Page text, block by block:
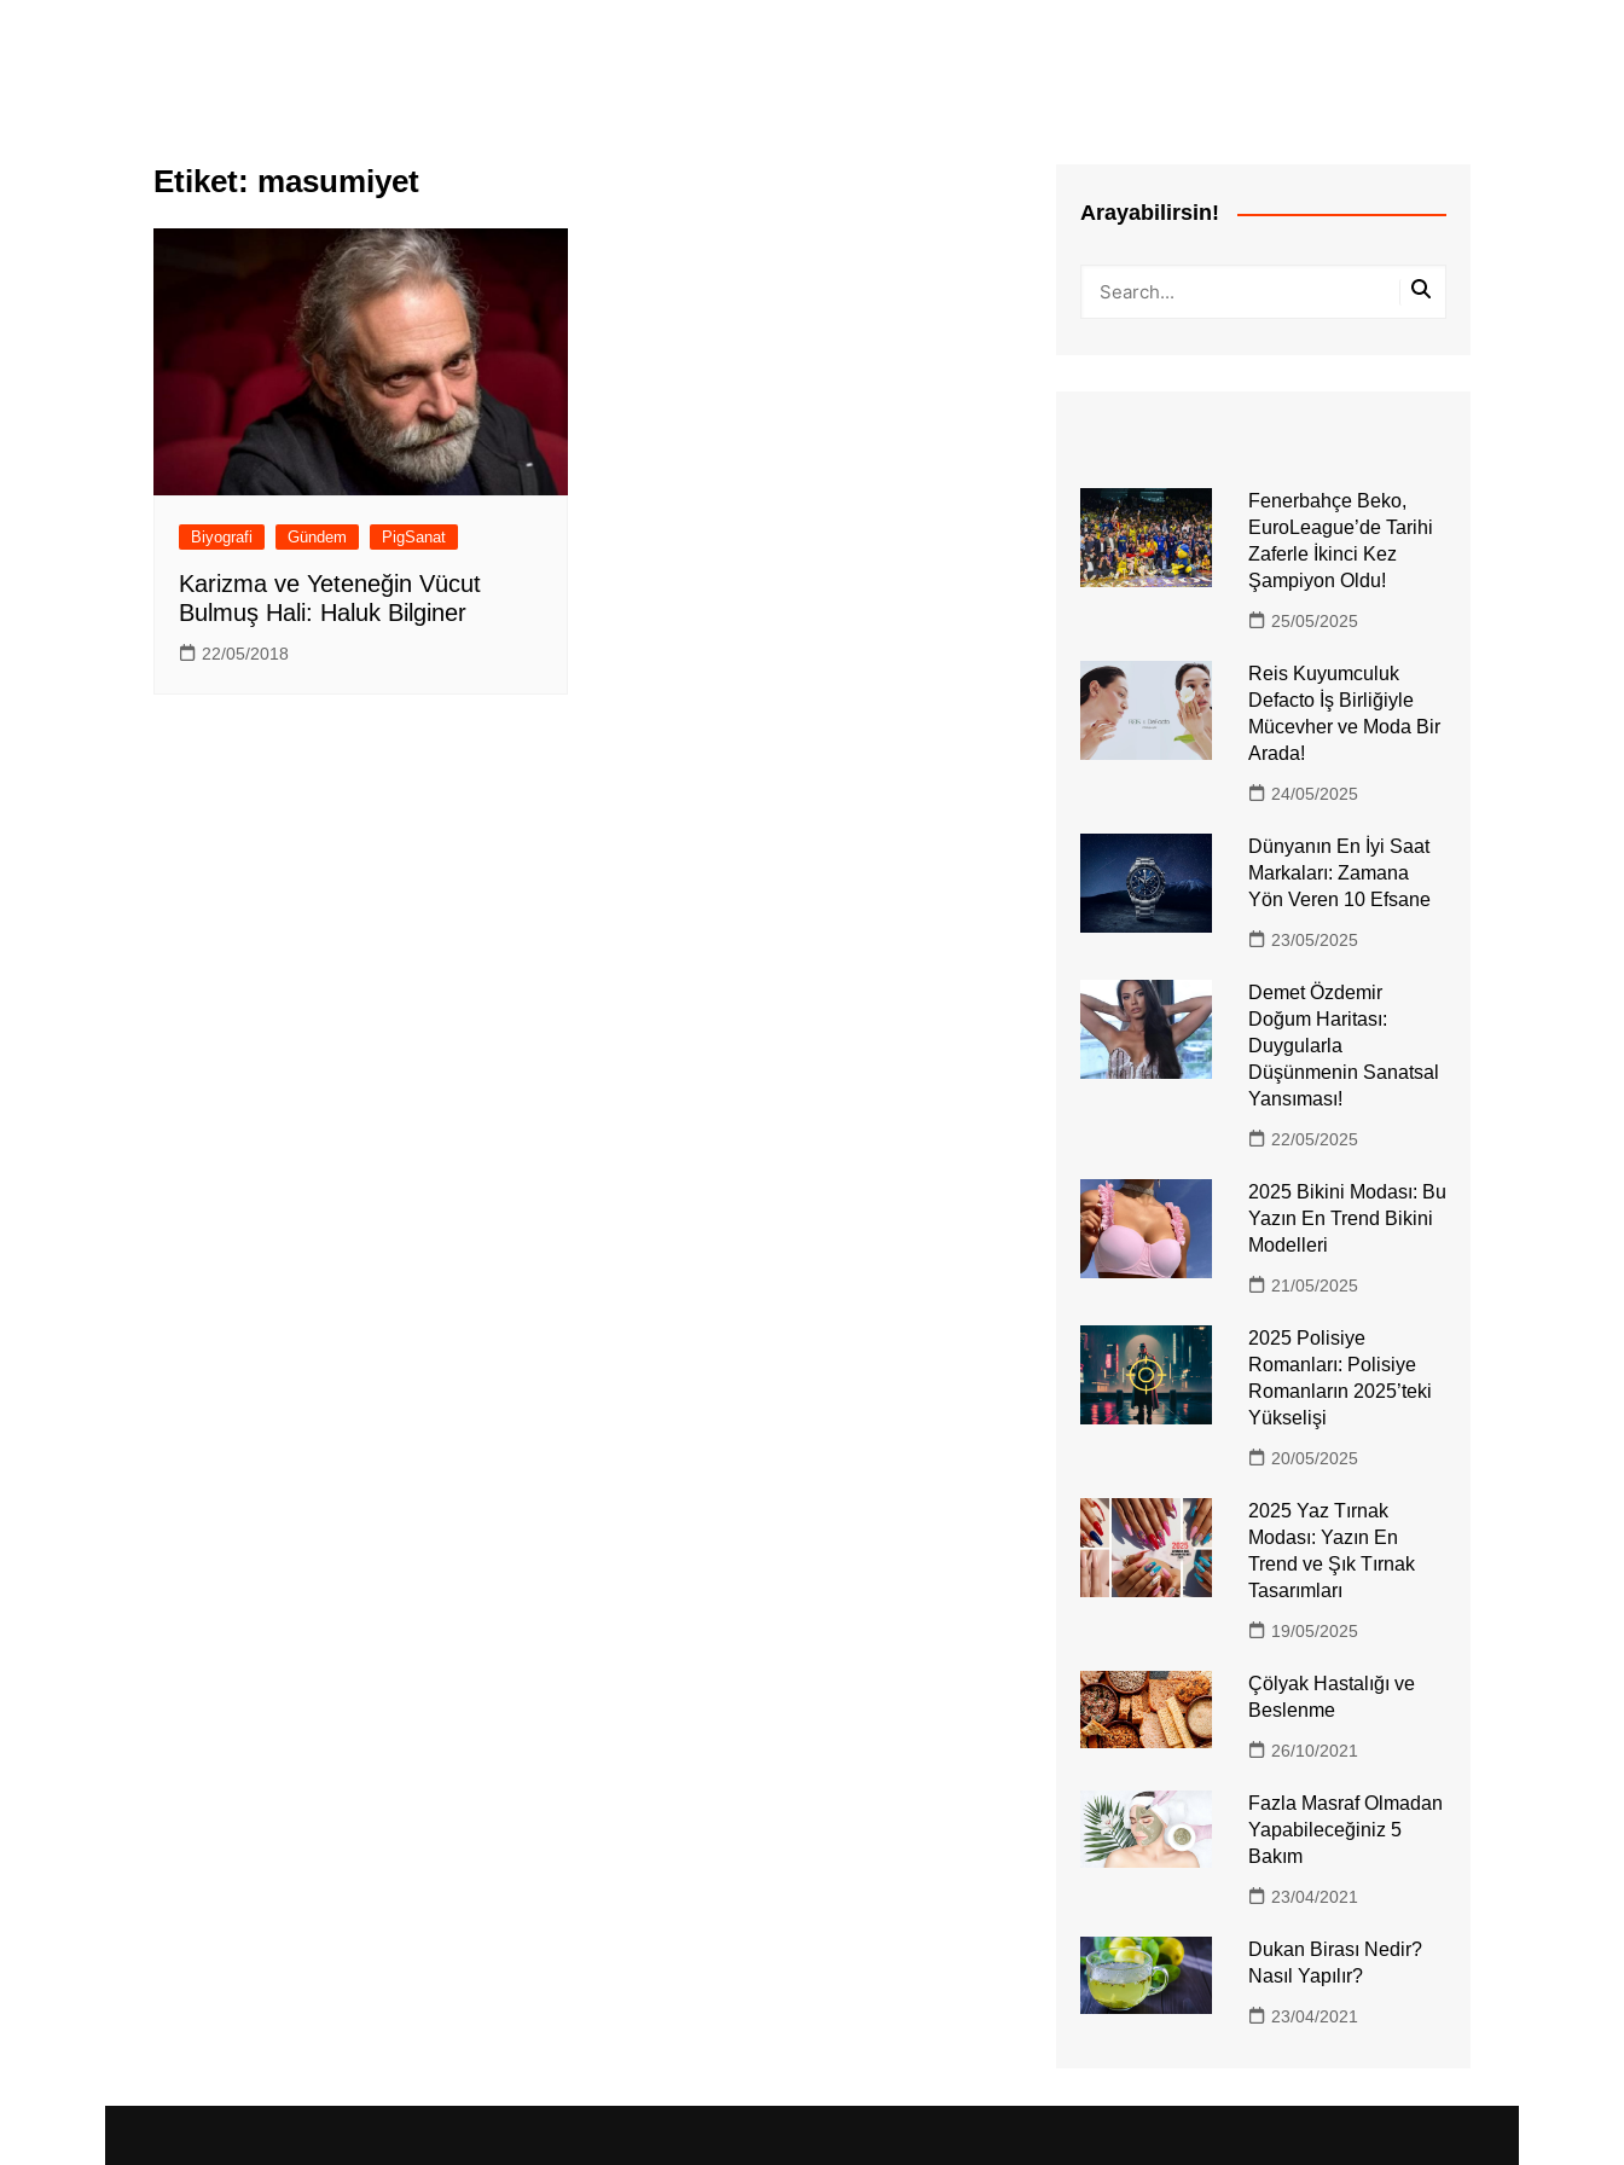
Etiket: masumiyet
Biyografi Gündem PigSanat
Karizma ve Yeteneğin Vücut
Bulmuş Hali: Haluk Bilginer
22/05/2018
Arayabilirsin!
Fenerbahçe Beko,
EuroLeague’de Tarihi
Zaferle İkinci Kez
Şampiyon Oldu!
25/05/2025
Reis Kuyumculuk
Defacto İş Birliğiyle
Mücevher ve Moda Bir
Arada!
24/05/2025
Dünyanın En İyi Saat
Markaları: Zamana
Yön Veren 10 Efsane
23/05/2025
Demet Özdemir
Doğum Haritası:
Duygularla
Düşünmenin Sanatsal
Yansıması!
22/05/2025
2025 Bikini Modası: Bu
Yazın En Trend Bikini
Modelleri
21/05/2025
2025 Polisiye
Romanları: Polisiye
Romanların 2025’teki
Yükselişi
20/05/2025
2025 Yaz Tırnak
Modası: Yazın En
Trend ve Şık Tırnak
Tasarımları
19/05/2025
Çölyak Hastalığı ve
Beslenme
26/10/2021
Fazla Masraf Olmadan
Yapabileceğiniz 5
Bakım
23/04/2021
Dukan Birası Nedir?
Nasıl Yapılır?
23/04/2021